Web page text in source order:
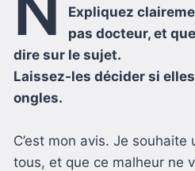
Expliquez
pas docteur, et
dire sur le sujet.
Laissez-les décider si
ongles.
C’est mon avis. Je
tous, et que ce malheur ne